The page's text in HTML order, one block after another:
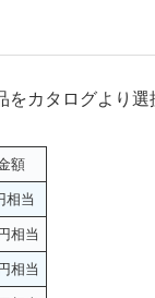
をカタログより選
額
相当
相当
相当